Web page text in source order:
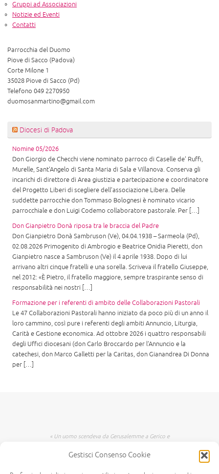
Gestisci Consenso Cookie
Gruppi ad Associazioni
Notizie ed Eventi
Contatti
Parrocchia del Duomo
Piove di Sacco (Padova)
Corte Milone 1
35028 Piove di Sacco (Pd)
Telefono 049 2270950
duomosanmartino@gmail.com
Diocesi di Padova
Nomine 05/2026
Don Giorgio de Checchi viene nominato parroco di Caselle de’ Ruffi,
Murelle, Sant’Angelo di Santa Maria di Sala e Villanova. Conserva gli
incarichi di direttore di Area giustizia e partecipazione e coordinatore
del Progetto Liberi di scegliere dell’associazione Libera. Delle
suddette parrocchie don Tommaso Bolognesi è nominato vicario
parrocchiale e don Luigi Codemo collaboratore pastorale. Per […]
Don Gianpietro Donà riposa tra le braccia del Padre
Don Gianpietro Donà Sambruson (Ve), 04.04.1938 – Sarmeola (Pd),
02.08.2026 Primogenito di Ambrogio e Beatrice Onidia Pieretti, don
Gianpietro nasce a Sambruson (Ve) il 4 aprile 1938. Dopo di lui
arrivano altri cinque fratelli e una sorella. Scriveva il fratello Giuseppe,
nel 2012: «È Pietro, il fratello maggiore, sempre traspirante senso di
responsabilità nei nostri […]
Formazione per i referenti di ambito delle Collaborazioni Pastorali
Le 47 Collaborazioni Pastorali hanno iniziato da poco più di un anno il
loro cammino, così pure i referenti degli ambiti Annuncio, Liturgia,
Carità e Gestione economica. Ad ottobre 2026 i quattro responsabili
degli Uffici diocesani (don Carlo Broccardo per l’Annuncio e la
catechesi, don Marco Galletti per la Caritas, don Gianandrea Di Donna
per […]
« Un uomo scendeva da Gerusalemme a Gerico e
percossero e poi se ne andarono, lasciandolo